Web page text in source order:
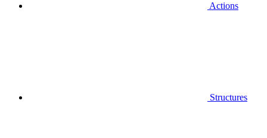
Actions
Structures